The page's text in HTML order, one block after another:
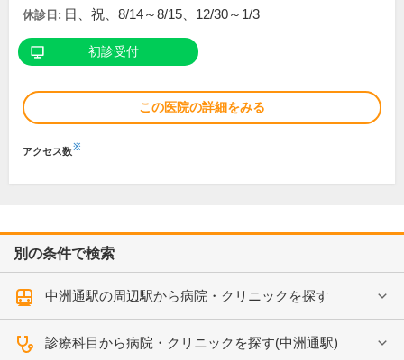
休診日: 日、祝、8/14～8/15、12/30～1/3
初診受付
この医院の詳細をみる
アクセス数※
別の条件で検索
中洲通駅の周辺駅から病院・クリニックを探す
診療科目から病院・クリニックを探す(中洲通駅)